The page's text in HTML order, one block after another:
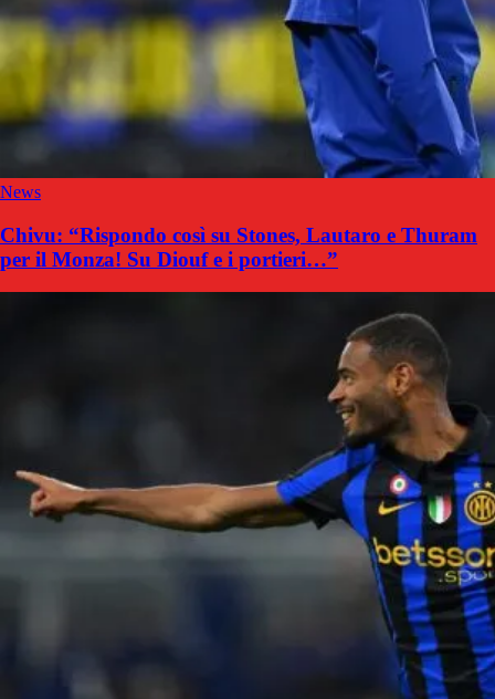
News
Chivu: “Rispondo così su Stones, Lautaro e Thuram
per il Monza! Su Diouf e i portieri…”